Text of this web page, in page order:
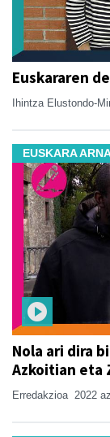
Euskararen
Ihintza Elustondo-
EUSKARA
Nola ari dira
Azkoitian eta
Erredakzioa 2022